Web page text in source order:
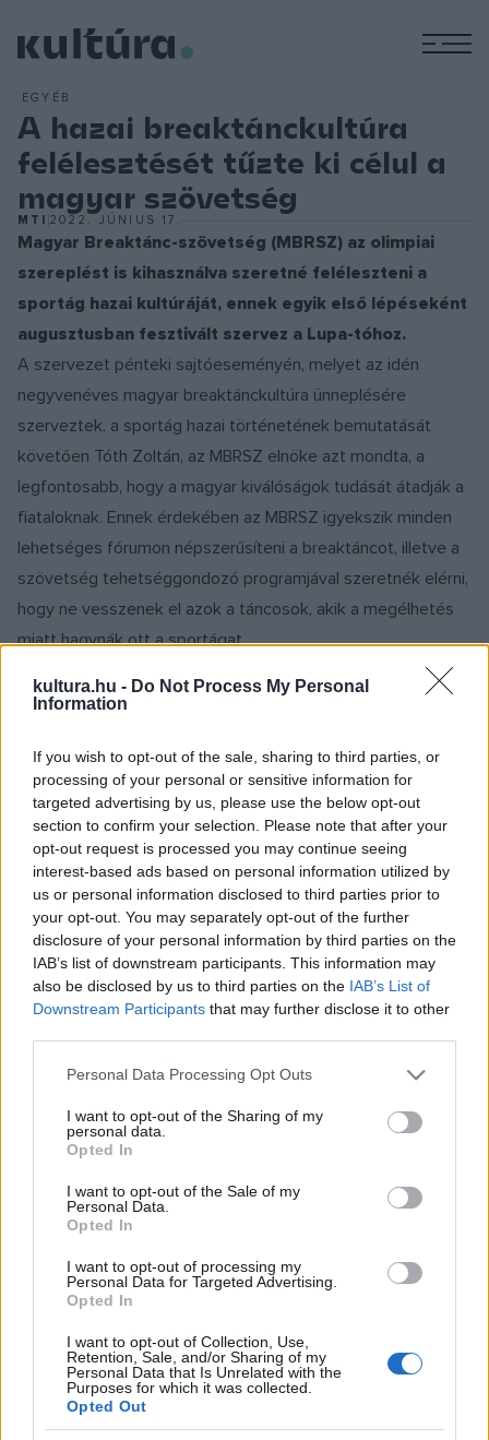
kultura.hu - Do Not Process My Personal
Information
If you wish to opt-out of the sale, sharing to third parties, or
processing of your personal or sensitive information for
targeted advertising by us, please use the below opt-out
section to confirm your selection. Please note that after your
opt-out request is processed you may continue seeing
interest-based ads based on personal information utilized by
us or personal information disclosed to third parties prior to
your opt-out. You may separately opt-out of the further
disclosure of your personal information by third parties on the
IAB’s list of downstream participants. This information may
also be disclosed by us to third parties on the IAB’s List of
Downstream Participants that may further disclose it to other
Please note that this website/app uses one or more Google
not limited to your visit or usage behaviour. You may click to
grant or deny consent to Google and its third-party tags to
use your data for below specified purposes in below Google
consent section.
Personal Data Processing Opt Outs
I want to opt-out of the Sharing of my
personal data.
Opted In
I want to opt-out of the Sale of my
Personal Data.
Opted In
I want to opt-out of processing my
Personal Data for Targeted Advertising.
Opted In
I want to opt-out of Collection, Use,
Retention, Sale, and/or Sharing of my
Personal Data that Is Unrelated with the
Purposes for which it was collected.
Opted Out
EGYÉB
A hazai breaktánckultúra
felélesztését tűzte ki célul a
magyar szövetség
MTI 2022. JÚNIUS 17.
Magyar Breaktánc-szövetség (MBRSZ) az olimpiai
szereplést is kihasználva szeretné feléleszteni a
sportág hazai kultúráját, ennek egyik első lépéseként
augusztusban fesztivált szervez a Lupa-tóhoz.
A szervezet pénteki sajtóeseményén, melyet az idén
negyvenéves magyar breaktánckultúra ünneplésére
szerveztek, a sportág hazai történetének bemutatását
követően Tóth Zoltán, az MBRSZ elnöke azt mondta, a
legfontosabb, hogy a magyar kiválóságok tudását átadják a
fiataloknak. Ennek érdekében az MBRSZ igyekszik minden
lehetséges fórumon népszerűsíteni a breaktáncot, illetve a
szövetség tehetséggondozó programjával szeretnék elérni,
hogy ne vesszenek el azok a táncosok, akik a megélhetés
miatt hagynák ott a sportágat.
„Augusztus 12–14. között a Lupa-tónál nemzetközi
a sportágat, és a következő években újra 40-50, akár 100
csapat legyen Magyarországon” – mondta Tóth Zoltán.
A Lupa-tavi versenyre mintegy
nyolcezer érdeklődőt várnak.
Hozzátette, szeretnék a régi magyarországi versenyeket
feléleszteni és visszahozni a köztudatba, illetve itthon
később világválogató döntőt rendezni.
szeretnék a breaktáncot maguk alatt tudni. Ez azonban egy
önálló sportág, nem lehet semmi alatt, mi leszünk a
szakszövetség: az ügyben zajló első pert megnyertük ” –
tette hozzá az elnök.
világbajnok, az MBRSZ alelnöke kiemelte, az ő szakmai
vezetésével a XVII. kerületben ma is van lehetőség
breaktáncot tanulni. A szervezet egyik legfontosabb
feladatának a breakkultúra összetartását nevezte meg. Az
olimpia kapcsán megjegyezte,